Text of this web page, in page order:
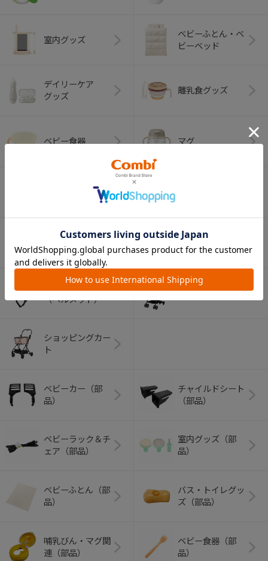
室内グッズ
ベビーふとん・ベ
ビーベッド
デイリーケア
グッズ
離乳食グッズ
ベビー食器 マグ
おはし・スプー
オーラルケア
（お口のケア）
ベビートイ
（ヘルメット）
ペット用品
ショッピングカー
ト
ベビーカー（部
品）
チャイルドシート
（部品）
ベビーラック＆チ
ェア（部品）
室内グッズ（部
品）
ベビーふとん（部
品）
バス・トイレグッ
ズ（部品）
哺乳びん・マグ関
連（部品）
ベビー食器（部
品）